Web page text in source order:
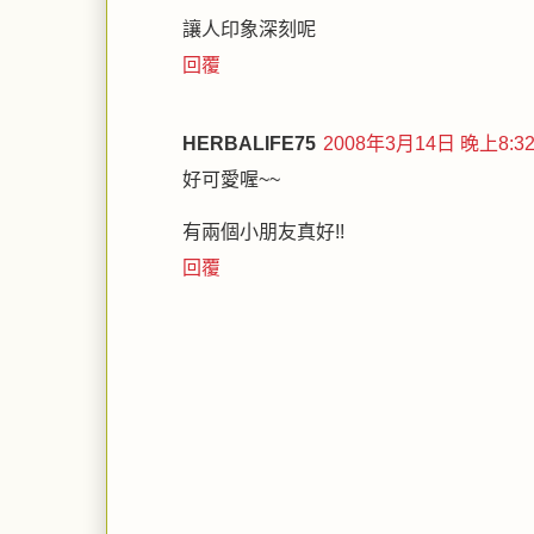
讓人印象深刻呢
回覆
HERBALIFE75 2008年3月14日 晚上8:32
好可愛喔~~
有兩個小朋友真好!!
回覆